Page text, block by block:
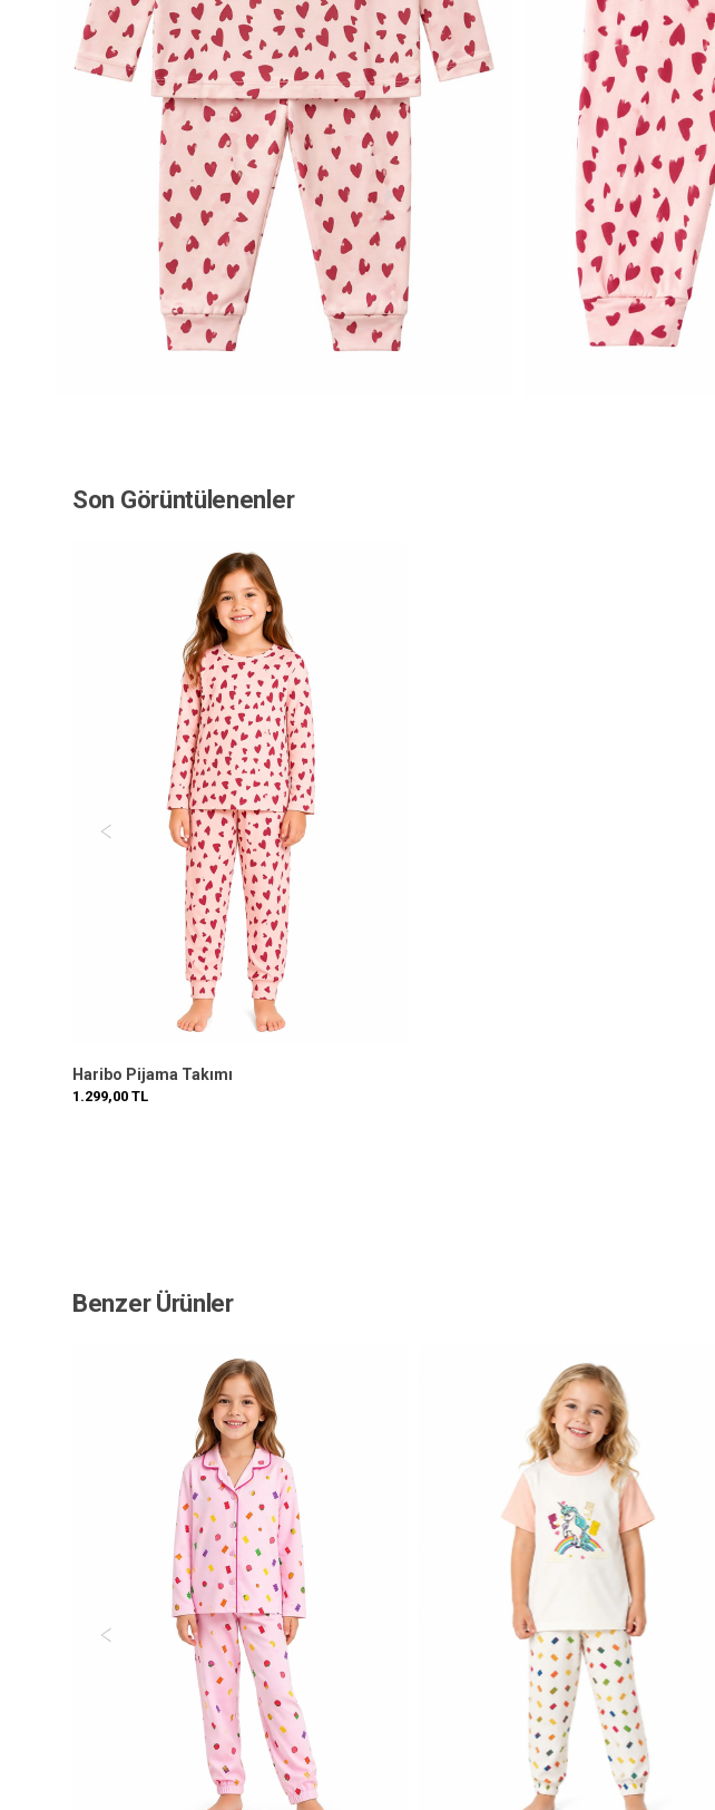
Son Görüntülenenler
Haribo Pijama Takımı
1.299,00 TL
Benzer Ürünler